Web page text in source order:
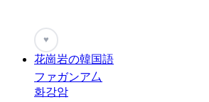
♥
花崗岩の韓国語
ファガンア厶
화강암